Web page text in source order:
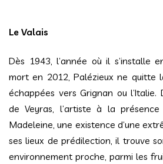
Le Valais
Dès 1943, l’année où il s’installe
mort en 2012, Palézieux ne quitte
échappées vers Grignan ou
de Veyras, l’artiste à la
Madeleine, une existence d’une
ses lieux de prédilection, il trouve
environnement proche, parmi les